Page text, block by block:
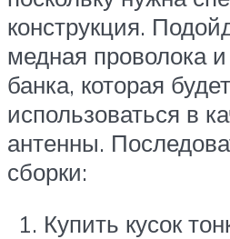
конструкция.
медная проволока
банка, которая будет
использоваться в
антенны.
сборки:
Купить кусок